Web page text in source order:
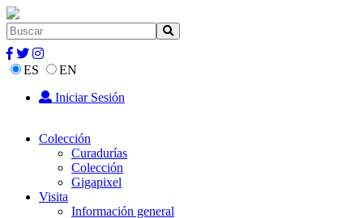
ES
EN
Iniciar Sesión
Colección
Curadurías
Colección
Gigapixel
Visita
Información general